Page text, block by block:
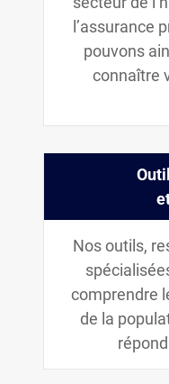
l’assurance
pouvons
connaître
Nos outils,
comprendre
de la